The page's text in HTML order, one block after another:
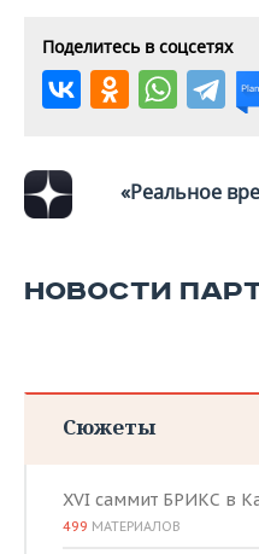
Поделитесь в соцсетях
«Реальное
НОВОСТИ
Сюжеты
XVI саммит БРИКС в
499 МАТЕРИАЛОВ